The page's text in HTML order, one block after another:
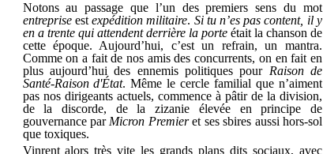
Notons au passage que l’un des premiers sens du mot
entrepriseest expédition militaire. Si tu n’es pas content, il y
en a trente qui attendent derrière la porteétait la chanson de
cette époque. Aujourd’hui, c’est un refrain, un mantra.
Comme on a fait de nos amis des concurrents, on en fait en
plus aujourd’hui des ennemis politiques pour Raison de
Santé-Raison d'État. Même le cercle familial que n’aiment
pas nos dirigeants actuels, commence à pâtir de la division,
de la discorde, de la zizanie élevée en principe de
gouvernance par Micron Premieret ses sbires aussi hors-sol
que toxiques.
Vinrent alors très vite les grands plans dits sociaux, avec